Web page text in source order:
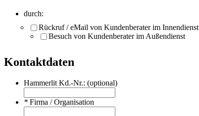
durch:
Rückruf / eMail von Kundenberater im Innendienst
Besuch von Kundenberater im Außendienst
Kontaktdaten
Hammerlit Kd.-Nr.: (optional)
* Firma / Organisation